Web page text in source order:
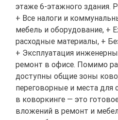
этаже 6-этажного здания.
+ Все налоги и
мебель и оборудование, +
расходные материалы, +
+ Эксплуатация
ремонт в офисе. Помимо
доступны общие зоны
переговорные и места для
в коворкинге — это
вложений в ремонт и